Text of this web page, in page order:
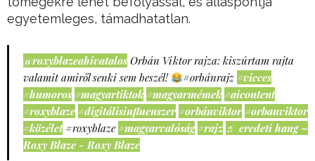
egyetemleges, támadhatatlan.
@roxyblazeahivatalos Orbán Viktor rajza: kiszúrtam rajta
valamit amiről senki sem beszél!
#orbánrajz #vicces
#humoros #magyartiktok #magyarmémek #aicontent
#roxyblaze #digitálisinfluenszer #orbánviktor #orbanviktor
#közélet #roxyblaze #magyarvalóság #rajz ♬ eredeti hang –
Roxy Blaze - Roxy Blaze